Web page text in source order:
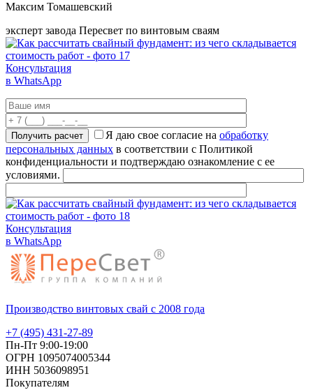
Максим Томашевский
эксперт завода Пересвет по винтовым сваям
Консультация
в WhatsApp
Я даю свое согласие на обработку
персональных данных в соответствии с Политикой
конфиденциальности и подтверждаю ознакомление с ее
условиями.
Консультация
в WhatsApp
Производство винтовых свай с 2008 года
+7 (495) 431-27-89
Пн-Пт 9:00-19:00
ОГРН 1095074005344
ИНН 5036098951
Покупателям